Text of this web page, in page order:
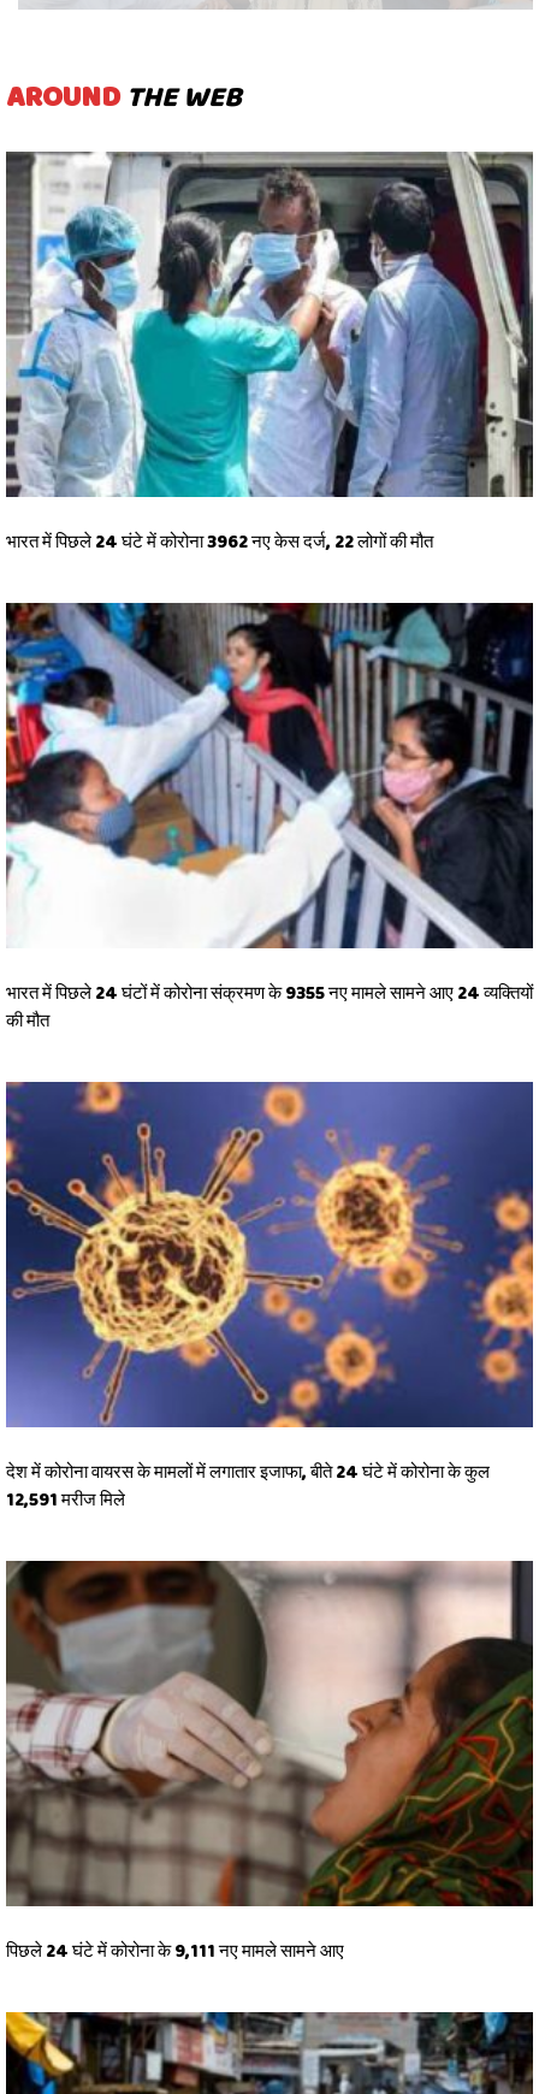
AROUND THE WEB
भारत में पिछले 24 घंटे में कोरोना 3962 नए केस दर्ज, 22 लोगों की मौत
भारत में पिछले 24 घंटों में कोरोना संक्रमण के 9355 नए मामले सामने आए 24 व्यक्तियों
की मौत
देश में कोरोना वायरस के मामलों में लगातार इजाफा, बीते 24 घंटे में कोरोना के कुल
12,591 मरीज मिले
पिछले 24 घंटे में कोरोना के 9,111 नए मामले सामने आए